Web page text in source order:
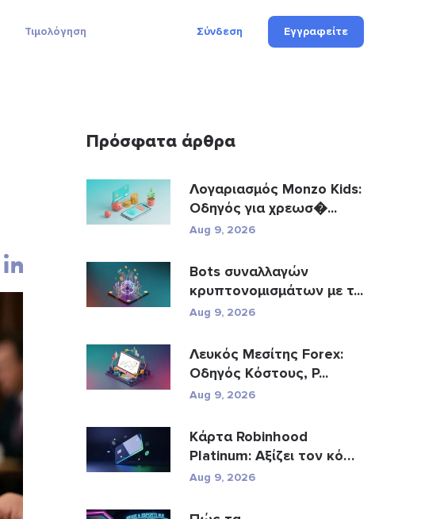
Τιμολόγηση Σύνδεση Εγγραφείτε
Πρόσφατα άρθρα
Λογαριασμός Monzo Kids:
Οδηγός για χρεωσ�...
Aug 9, 2026
Bots συναλλαγών
κρυπτονομισμάτων με τ...
Aug 9, 2026
Λευκός Μεσίτης Forex:
Οδηγός Κόστους, Ρ...
Aug 9, 2026
Κάρτα Robinhood
Platinum: Αξίζει τον κόπο
η κ�...
Aug 9, 2026